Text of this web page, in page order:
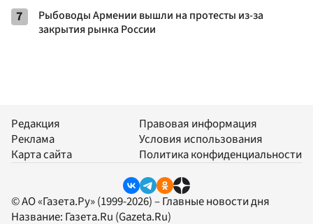
7
Рыбоводы Армении вышли на протесты из-за
закрытия рынка России
Редакция
Реклама
Карта сайта
Правовая информация
Условия использования
Политика конфиденциальности
© АО «Газета.Ру» (1999-2026) – Главные новости дня
Название: Газета.Ru (Gazeta.Ru)